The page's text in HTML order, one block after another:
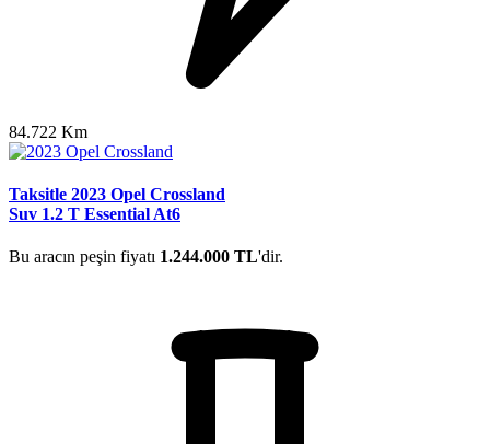
84.722 Km
Taksitle 2023 Opel Crossland
Suv 1.2 T Essential At6
Bu aracın peşin fiyatı 1.244.000 TL'dir.